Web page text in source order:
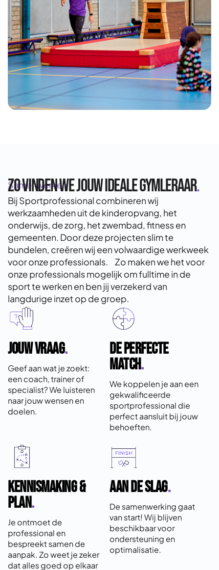
Samenwerken
Zo vinden we jouw ideale Gymleraar.
Bij Sportprofessional combineren wij
werkzaamheden uit de kinderopvang, het
onderwijs, de zorg, het zwembad, fitness en
gemeenten. Door deze projecten slim te
bundelen, creëren wij een volwaardige werkweek
voor onze professionals. Zo maken we het voor
onze professionals mogelijk om fulltime in de
sport te werken en ben jij verzekerd van
langdurige inzet op de groep.
Jouw vraag.
Geef aan wat je zoekt:
een coach, trainer of
specialist? We luisteren
naar jouw wensen en
doelen.
De perfecte
match.
We koppelen je aan een
gekwalificeerde
sportprofessional die
perfect aansluit bij jouw
behoeften.
KENNISMAKING &
plan.
Je ontmoet de
professional en
bespreekt samen de
aanpak. Zo weet je zeker
dat alles goed op elkaar
AAN DE SLAG.
De samenwerking gaat
van start! Wij blijven
beschikbaar voor
ondersteuning en
optimalisatie.